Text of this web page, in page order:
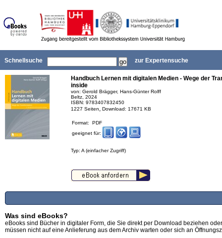
Schnellsuche zur Expertensuche
Handbuch Lernen mit digitalen Medien - Wege der
inside
von: Gerold Brägger, Hans-Günter Rolff
Beltz, 2024
ISBN: 9783407832450
1227 Seiten, Download: 17671 KB
Format: PDF
geeignet für:
Typ: A (einfacher Zugriff)
Was sind eBooks?
eBooks sind Bücher in digitaler Form, die Sie direkt per Download beziehen
müssen nicht auf eine Anlieferung aus dem Archiv warten oder sich an